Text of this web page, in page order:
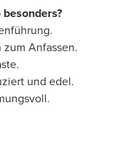
Anfassen.
und edel.